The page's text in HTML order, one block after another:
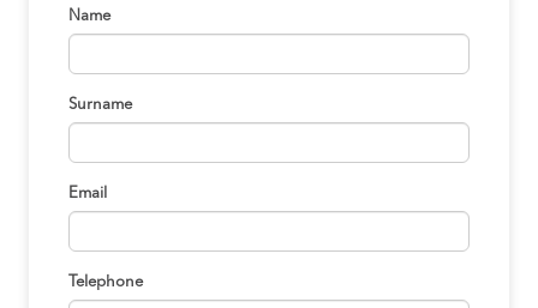
Name
Surname
Email
Telephone